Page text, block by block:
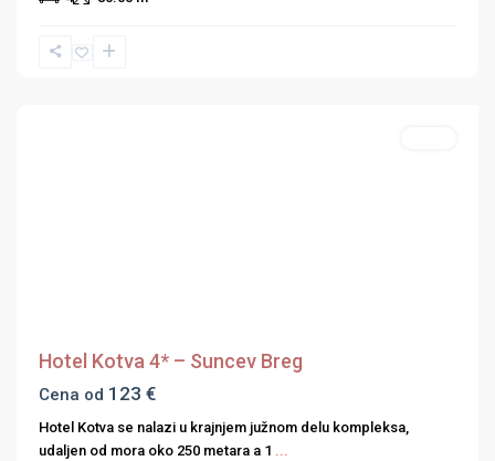
Sunčev
Hotel Kotva 4* – Suncev Breg
Cena od 123 €
Hotel Kotva se nalazi u krajnjem južnom delu kompleksa,
udaljen od mora oko 250 metara a 1 ...